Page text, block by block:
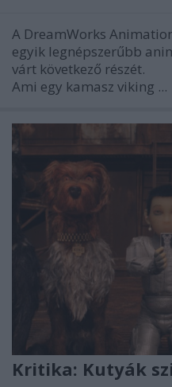
A DreamWorks
egyik legnépszerűbb
várt következő részét.
Ami egy kamasz viking ...
Kritika: Kutyák